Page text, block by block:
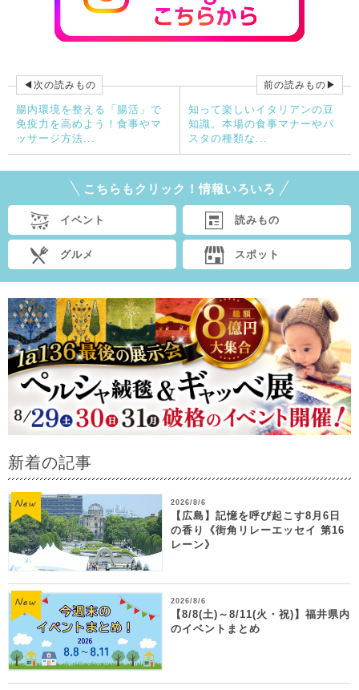
◀次の読みもの
腸内環境を整える「腸活」で
免疫力を高めよう！食事やマ
ッサージ方法...
前の読みもの▶
知って楽しいイタリアンの豆
知識。本場の食事マナーやパ
スタの種類な...
こちらもクリック！情報いろいろ
イベント 読みもの
グルメ スポット
新着の記事
2026/8/6
【広島】記憶を呼び起こす8月6日
の香り《街角リレーエッセイ 第16
レーン》
2026/8/6
【8/8(土)～8/11(火・祝)】福井県内
のイベントまとめ